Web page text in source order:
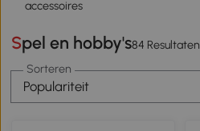
accessoires
Spel en hobby's84 Resultaten
Sorteren
Populariteit